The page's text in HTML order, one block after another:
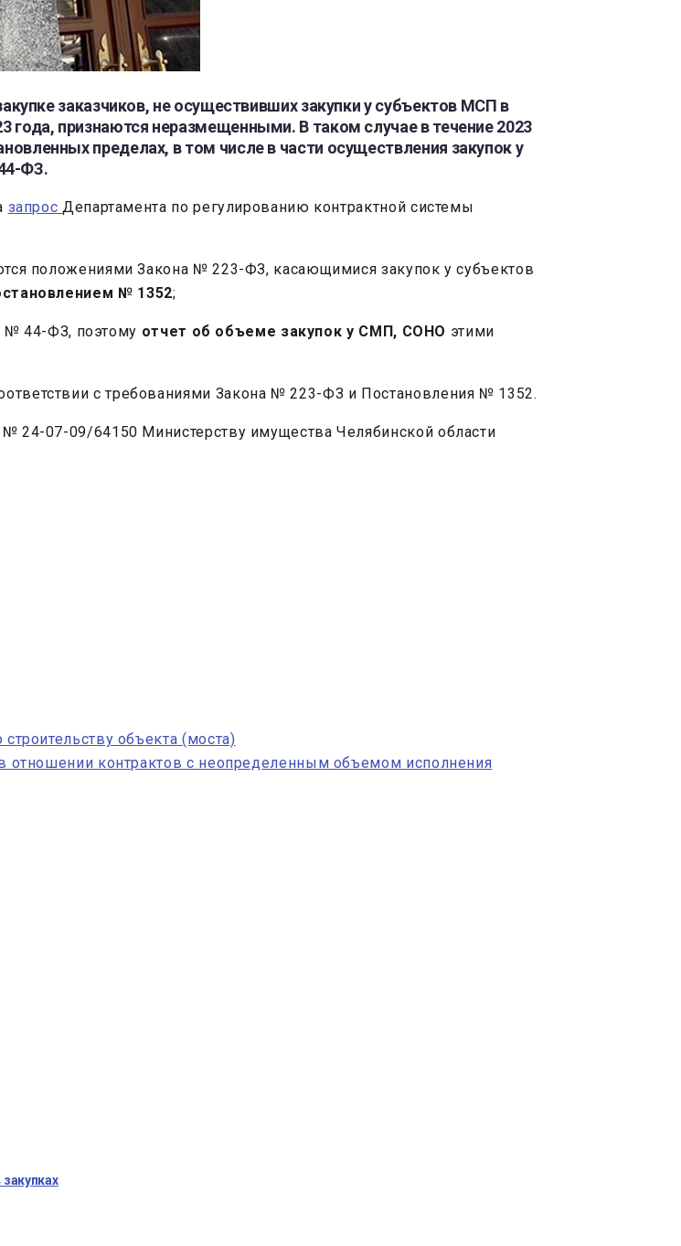
заказчиков, не осуществивших закупки у субъектов МСП в
признаются неразмещенными. В таком случае в течение 2023
пределах, в том числе в части осуществления закупок у
ФЗ.
запросДепартамента по регулированию контрактной системы
положениями Закона № 223-ФЗ, касающимися закупок у субъектов
№ 1352;
№ 44-ФЗ, поэтому отчет об объеме закупок у СМП, СОНО этими
с требованиями Закона № 223-ФЗ и Постановления № 1352.
24-07-09/64150 Министерству имущества Челябинской области
объекта (моста)
отношении контрактов с неопределенным объемом исполнения